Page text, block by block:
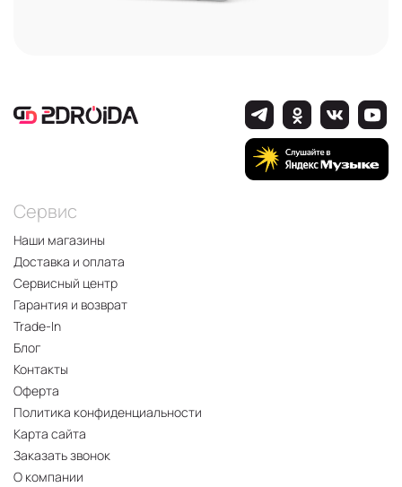
Сервис
Наши магазины
Доставка и оплата
Сервисный центр
Гарантия и возврат
Trade-In
Блог
Контакты
Оферта
Политика конфиденциальности
Карта сайта
Заказать звонок
О компании